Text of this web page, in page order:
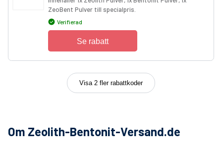
ZeoBent Pulver till specialpris.
Verifierad
Se rabatt
Visa 2 fler rabattkoder
Om Zeolith-Bentonit-Versand.de